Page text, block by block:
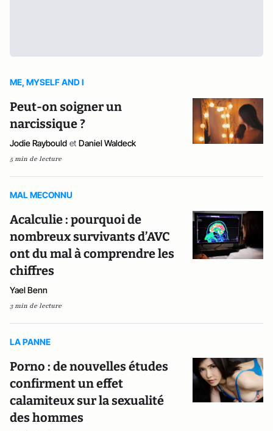
ME, MYSELF AND I
Peut-on soigner un
narcissique ?
Jodie Raybould et Daniel Waldeck
5 min de lecture
MAL MECONNU
Acalculie : pourquoi de
nombreux survivants d’AVC
ont du mal à comprendre les
chiffres
Yael Benn
3 min de lecture
LA PANNE
Porno : de nouvelles études
confirment un effet
calamiteux sur la sexualité
des hommes